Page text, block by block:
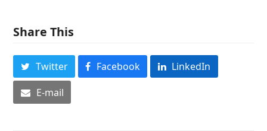
Share This
Twitter Facebook
LinkedIn
E-mail